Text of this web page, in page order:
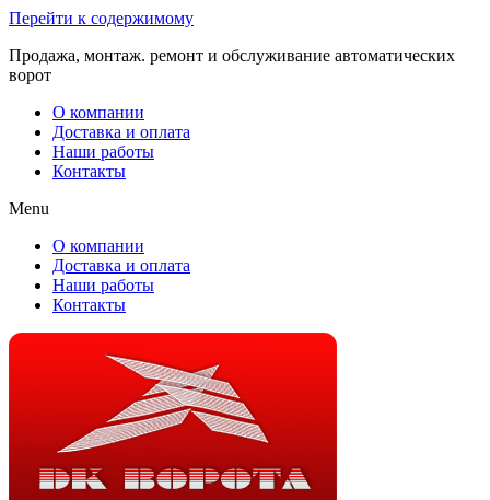
Перейти к содержимому
Продажа, монтаж. ремонт и обслуживание автоматических
ворот
О компании
Доставка и оплата
Наши работы
Контакты
Menu
О компании
Доставка и оплата
Наши работы
Контакты